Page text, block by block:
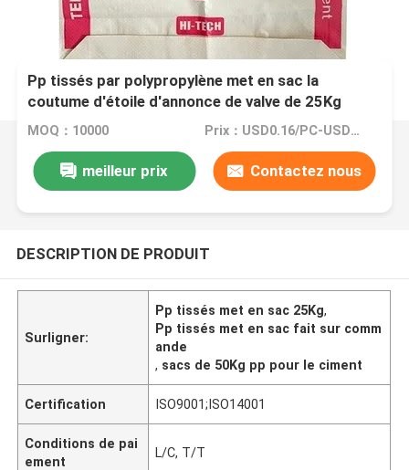
Pp tissés par polypropylène met en sac la
coutume d'étoile d'annonce de valve de 25Kg
50Kg pour le ciment
MOQ：10000 Prix：USD0.16/PC-USD0.20/PC
meilleur prix Contactez nous
DESCRIPTION DE PRODUIT
Surligner:
Pp tissés met en sac 25Kg,
Pp tissés met en sac fait sur comm
ande
, sacs de 50Kg pp pour le ciment
Certification ISO9001;ISO14001
Conditions de pai
ement
L/C, T/T